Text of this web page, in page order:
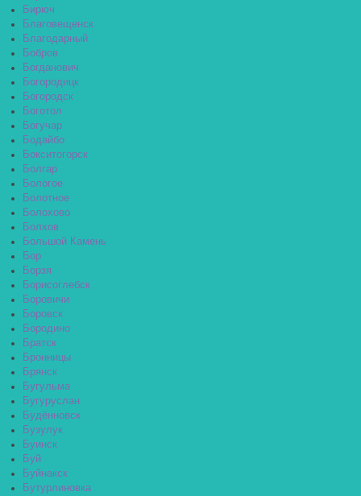
Бирюч
Благовещенск
Благодарный
Бобров
Богданович
Богородицк
Богородск
Боготол
Богучар
Бодайбо
Бокситогорск
Болгар
Бологое
Болотное
Болохово
Болхов
Большой Камень
Бор
Борзя
Борисоглебск
Боровичи
Боровск
Бородино
Братск
Бронницы
Брянск
Бугульма
Бугуруслан
Будённовск
Бузулук
Буинск
Буй
Буйнакск
Бутурлиновка